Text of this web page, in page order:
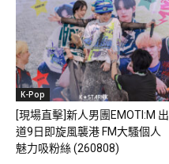
K-Pop
[現場直擊]新人男團EMOTI:M 出
道9日即旋風襲港 FM大騷個人
魅力吸粉絲 (260808)